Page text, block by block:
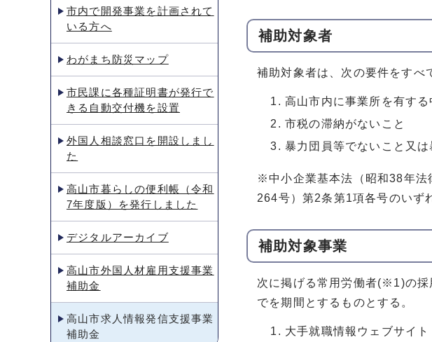
補助対象者
補助対象者は、次の要件をすべ
高山市内に事業所を有す
市税の滞納がないこと
暴力団員等でないこと又
※中小企業基本法（昭和38年法
264号）第2条第1項各号のいず
補助対象事業
次に掲げる常用労働者(※1)の採
でを期間とするものとする。
大手就職情報ウェブサイ
市内で開発事業を計画されて
いる方へ
わがまち防災マップ
市民課に各種証明書が発行で
きる自動交付機を設置
外国人相談窓口を開設しまし
た
高山市暮らしの便利帳（令和
7年度版）を発行しました
デジタルアーカイブ
高山市外国人材雇用支援事業
補助金
高山市求人情報発信支援事業
補助金